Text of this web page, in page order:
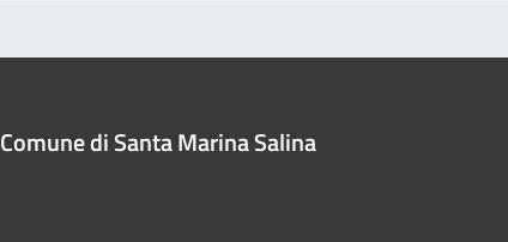
Comune di Santa Marina Salina